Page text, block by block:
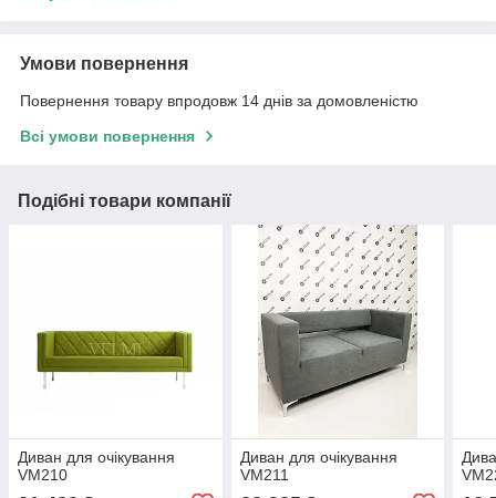
Умови повернення
Повернення товару впродовж 14 днів за домовленістю
Всі умови повернення
Подібні товари компанії
Диван для очікування
VM210
Диван для очікування
VM211